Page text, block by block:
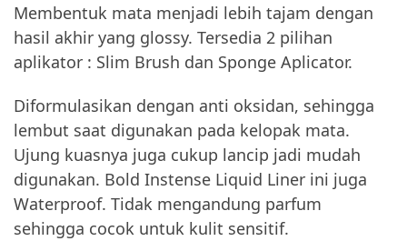
Membentuk mata menjadi lebih tajam dengan
hasil akhir yang glossy. Tersedia 2 pilihan
aplikator : Slim Brush dan Sponge Aplicator.
Diformulasikan dengan anti oksidan, sehingga
lembut saat digunakan pada kelopak mata.
Ujung kuasnya juga cukup lancip jadi mudah
digunakan. Bold Instense Liquid Liner ini juga
Waterproof. Tidak mengandung parfum
sehingga cocok untuk kulit sensitif.